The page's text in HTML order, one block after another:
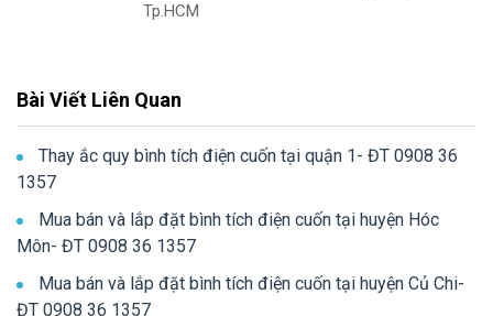
Tp.HCM
Bài Viết Liên Quan
Thay ắc quy bình tích điện cuốn tại quận 1- ĐT 0908 36
1357
Mua bán và lắp đặt bình tích điện cuốn tại huyện Hóc
Môn- ĐT 0908 36 1357
Mua bán và lắp đặt bình tích điện cuốn tại huyện Củ Chi-
ĐT 0908 36 1357